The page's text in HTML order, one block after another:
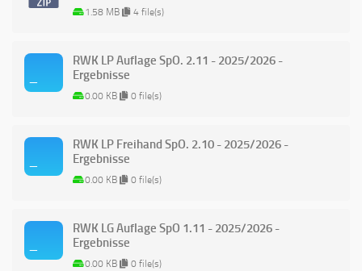
1.58 MB 4 file(s)
RWK LP Auflage SpO. 2.11 - 2025/2026 -
Ergebnisse
0.00 KB 0 file(s)
RWK LP Freihand SpO. 2.10 - 2025/2026 -
Ergebnisse
0.00 KB 0 file(s)
RWK LG Auflage SpO 1.11 - 2025/2026 -
Ergebnisse
0.00 KB 0 file(s)